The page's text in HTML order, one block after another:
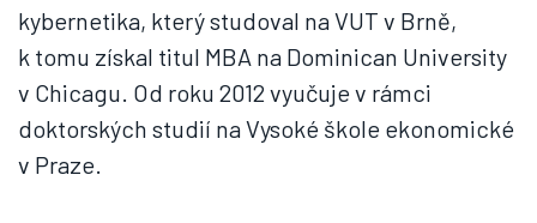
kybernetika, který studoval na VUT v Brně,
k tomu získal titul MBA na Dominican University
v Chicagu. Od roku 2012 vyučuje v rámci
doktorských studií na Vysoké škole ekonomické
v Praze.